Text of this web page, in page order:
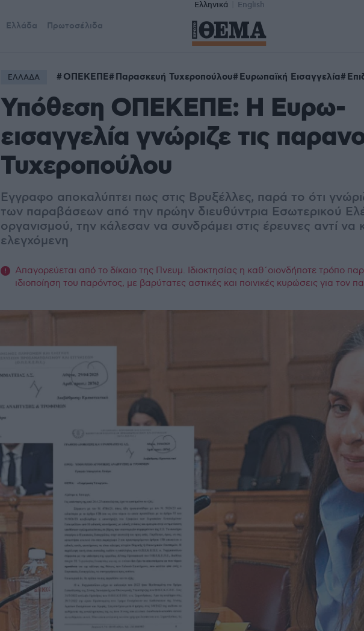
Ελληνικά English
Ελλάδα Πρωτοσέλιδα
ΕΛΛΑΔΑ ΟΠΕΚΕΠΕ Παρασκευή Τυχεροπούλου Ευρωπαϊκή Εισαγγελία
Υπόθεση ΟΠΕΚΕΠΕ: Η Ευρω-
εισαγγελία γνώριζε τις
Τυχεροπούλου
Εγγραφο αποκαλύπτει πως στις Βρυξέλλες, παρά το ότι
των παραβάσεων από την πρώην διευθύντρια Εσωτερικού
οργανισμού, την κάλεσαν να συνδράμει στις έρευνες αντί να
ελεγχόμενη
Απαγορεύεται από το δίκαιο της Πνευμ. Ιδιοκτησίας η καθ΄οιονδήποτε τρόπο
ιδιοποίηση του παρόντος, με βαρύτατες αστικές και ποινικές κυρώσεις για τον